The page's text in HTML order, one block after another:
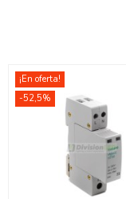
¡En oferta!
-52,5%